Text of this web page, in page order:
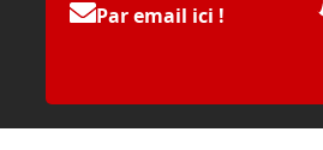
Par email ici !